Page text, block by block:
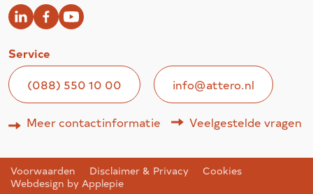
Service
(088) 550 10 00 info@attero.nl
Meer contactinformatie Veelgestelde vragen
Voorwaarden Disclaimer & Privacy
Cookies
Webdesign by Applepie